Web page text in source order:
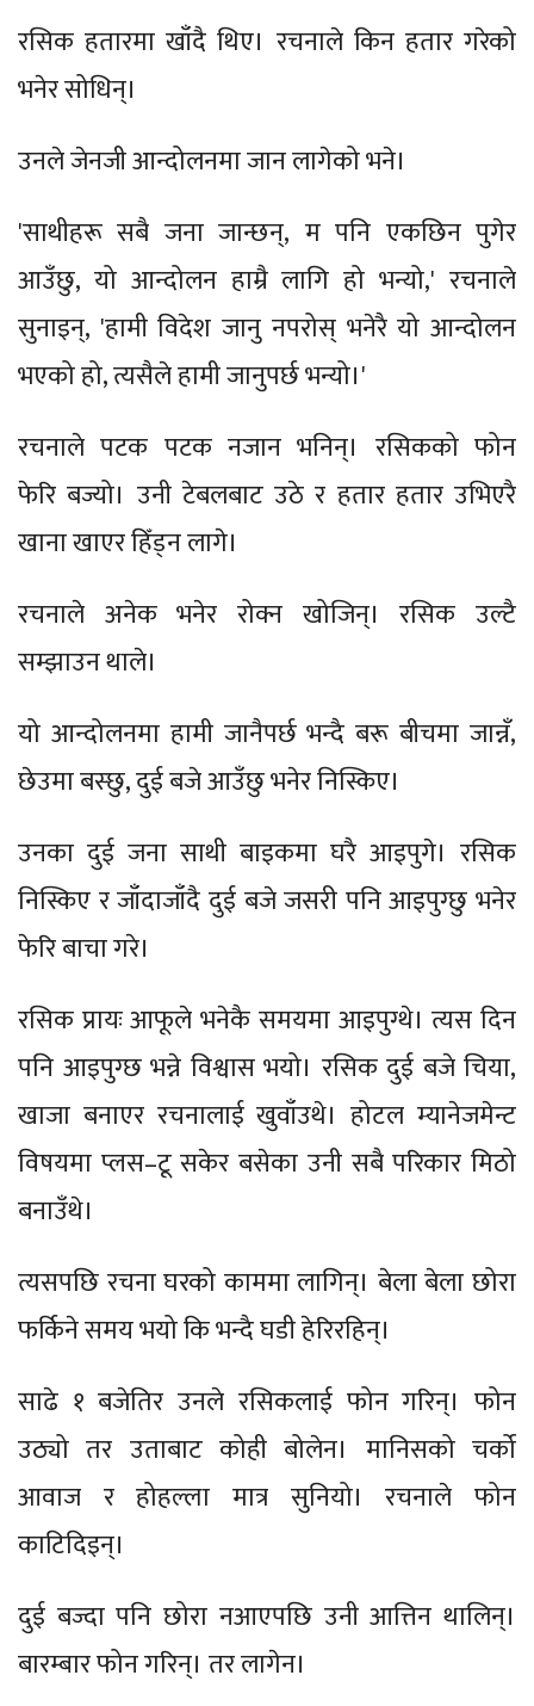
रसिक हतारमा खाँदै थिए। रचनाले किन हतार गरेको
भनेर सोधिन्।
उनले जेनजी आन्दोलनमा जान लागेको भने।
'साथीहरू सबै जना जान्छन्, म पनि एकछिन पुगेर
आउँछु, यो आन्दोलन हाम्रै लागि हो भन्यो,' रचनाले
सुनाइन्, 'हामी विदेश जानु नपरोस् भनेरै यो आन्दोलन
भएको हो, त्यसैले हामी जानुपर्छ भन्यो।'
रचनाले पटक पटक नजान भनिन्। रसिकको फोन
फेरि बज्यो। उनी टेबलबाट उठे र हतार हतार उभिएरै
खाना खाएर हिँड्न लागे।
रचनाले अनेक भनेर रोक्न खोजिन्। रसिक उल्टै
सम्झाउन थाले।
यो आन्दोलनमा हामी जानैपर्छ भन्दै बरू बीचमा जान्नँ,
छेउमा बस्छु, दुई बजे आउँछु भनेर निस्किए।
उनका दुई जना साथी बाइकमा घरै आइपुगे। रसिक
निस्किए र जाँदाजाँदै दुई बजे जसरी पनि आइपुग्छु भनेर
फेरि बाचा गरे।
रसिक प्रायः आफूले भनेकै समयमा आइपुग्थे। त्यस दिन
पनि आइपुग्छ भन्ने विश्वास भयो। रसिक दुई बजे चिया,
खाजा बनाएर रचनालाई खुवाँउथे। होटल म्यानेजमेन्ट
विषयमा प्लस–टू सकेर बसेका उनी सबै परिकार मिठो
बनाउँथे।
त्यसपछि रचना घरको काममा लागिन्। बेला बेला छोरा
फर्किने समय भयो कि भन्दै घडी हेरिरहिन्।
साढे १ बजेतिर उनले रसिकलाई फोन गरिन्। फोन
उठ्यो तर उताबाट कोही बोलेन। मानिसको चर्को
आवाज र होहल्ला मात्र सुनियो। रचनाले फोन
काटिदिइन्।
दुई बज्दा पनि छोरा नआएपछि उनी आत्तिन थालिन्।
बारम्बार फोन गरिन्। तर लागेन।